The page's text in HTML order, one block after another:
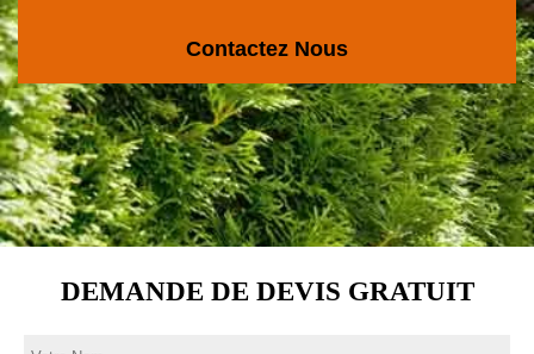
Contactez Nous
DEMANDE DE DEVIS GRATUIT